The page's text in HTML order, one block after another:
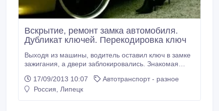
Вскрытие, ремонт замка автомобиля.
Дубликат ключей. Перекодировка ключ
Выходя из машины, водитель оставил ключ в замке
зажигания, а двери заблокировались. Знакомая
женщиной-блондинкой за рулём. Неприятности
могут поджидать и бывалого водителя. Выход –
17/09/2013 10:07
Автотранспорт - разное
Россия, Липецк